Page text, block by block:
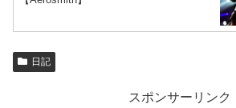
日記
スポンサーリンク